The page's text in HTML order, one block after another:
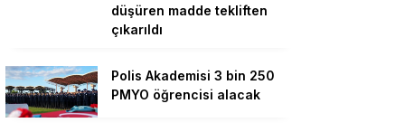
düşüren madde tekliften
çıkarıldı
Polis Akademisi 3 bin 250
PMYO öğrencisi alacak